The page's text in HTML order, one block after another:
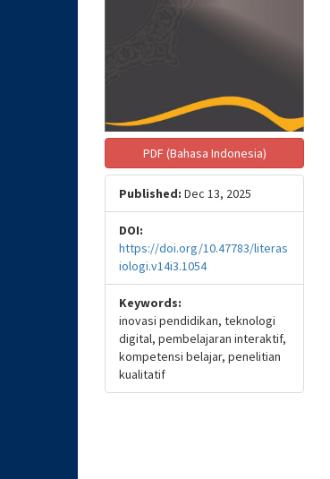
PDF (Bahasa Indonesia)
Published: Dec 13, 2025
DOI:
https://doi.org/10.47783/literas
iologi.v14i3.1054
Keywords:
inovasi pendidikan, teknologi
digital, pembelajaran interaktif,
kompetensi belajar, penelitian
kualitatif